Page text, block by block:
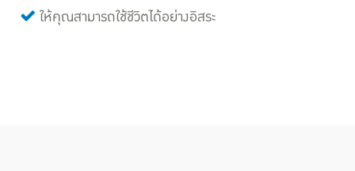
ให้คุณสามารถใช้ชีวิตได้อย่างอิสระ